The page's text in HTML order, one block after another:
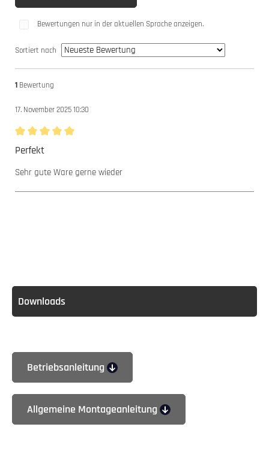
Bewertungen nur in der aktuellen Sprache anzeigen.
Sortiert nach
1 Bewertung
17. November 2025 10:30
Bewertung mit 5 von 5 Sternen
Perfekt
Sehr gute Ware gerne wieder
Downloads
Betriebsanleitung
Allgemeine Montageanleitung